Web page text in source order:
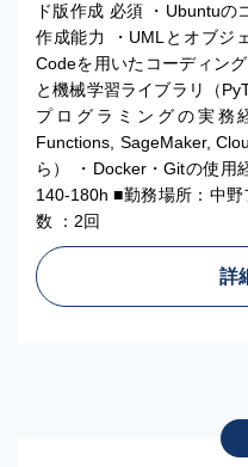
ド版作成 必須 ・Ubuntu
作成能力 ・UMLとオブジ
Codeを用いたコーディン
と機械学習ライブラリ（
プログラミングの実務
Functions, SageMaker,
ら） ・Docker・Gitの使
140-180h ■勤務場所：中
数 ：2回
詳